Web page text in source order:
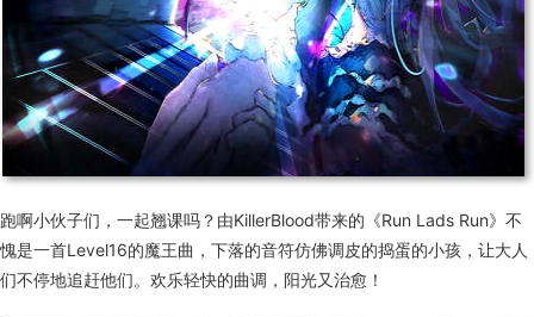
跑啊小伙子们，一起翘课吗？由KillerBlood带来的《Run Lads Run》不
愧是一首Level16的魔王曲，下落的音符仿佛调皮的捣蛋的小孩，让大人
们不停地追赶他们。欢乐轻快的曲调，阳光又治愈！